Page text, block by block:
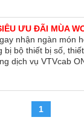
ƯU ĐÃI MÙA
nhận ngàn món
bị bộ thiết bị số,
dịch vụ VTVcab ON
1